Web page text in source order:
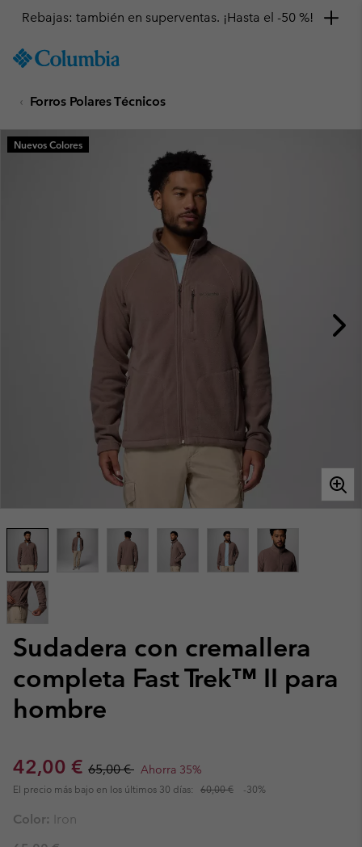
TO
SKIP
MAIN
NAV
Rebajas: también en superventas. ¡Hasta el -50 %!
Forros Polares Técnicos
Sudadera con cremallera
completa Fast Trek™ II para
hombre
Sale price:
42,00 € Regular price:
65,00 € Ahorra 35%
El precio más bajo en los últimos 30 días: 60,00 € -30%
Nuevos Colores
Color:
Iron